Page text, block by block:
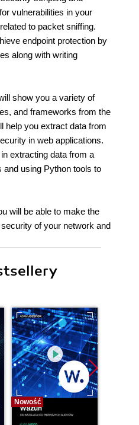
vulnerabilities in your
to packet sniffing.
endpoint protection by
along with writing
show you a variety of
and frameworks from the
help you extract data from
in web applications.
extracting data from a
using Python tools to
will be able to make the
of your network and
Nowość